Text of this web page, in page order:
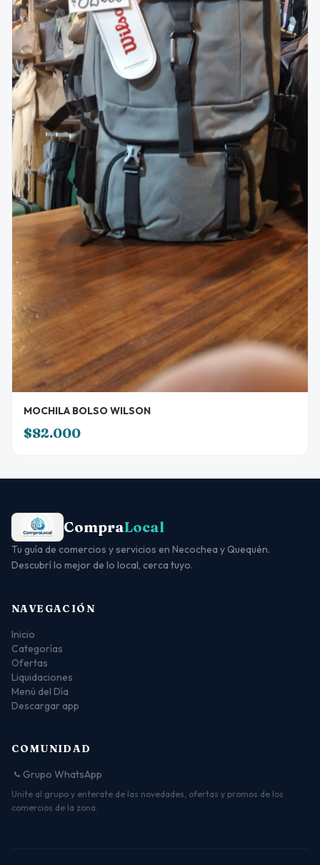
MOCHILA BOLSO WILSON
$82.000
CompraLocal
Tu guía de comercios y servicios en Necochea y Quequén.
Descubrí lo mejor de lo local, cerca tuyo.
NAVEGACIÓN
Inicio
Categorías
Ofertas
Liquidaciones
Menú del Día
Descargar app
COMUNIDAD
Grupo WhatsApp
Unite al grupo y enterate de las novedades, ofertas y promos de los
comercios de la zona.